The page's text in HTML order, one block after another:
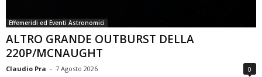
Effemeridi ed Eventi Astronomici
ALTRO GRANDE OUTBURST DELLA
220P/MCNAUGHT
Claudio Pra - 7 Agosto 2026 0